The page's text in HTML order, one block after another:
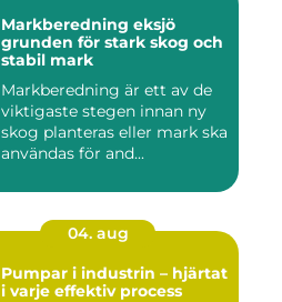
Markberedning eksjö
grunden för stark skog och
stabil mark
Markberedning är ett av de
viktigaste stegen innan ny
skog planteras eller mark ska
användas för and...
04. aug
Pumpar i industrin – hjärtat
i varje effektiv process